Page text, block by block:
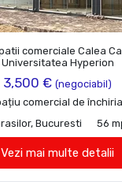
comerciale Calea
Universitatea Hyperion
3,500 € (negociabil)
comercial de
Bucuresti
56
Vezi mai multe detalii